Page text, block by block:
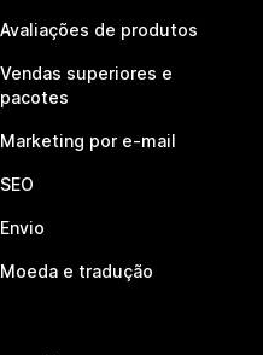
Avaliações de produtos
Vendas superiores e
pacotes
Marketing por e-mail
SEO
Envio
Moeda e tradução